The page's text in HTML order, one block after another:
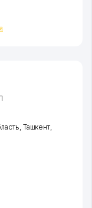
Ташкент